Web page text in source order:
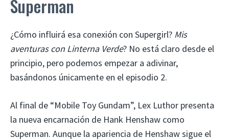
Superman
¿Cómo influirá esa conexión con Supergirl? Mis
aventuras con Linterna Verde? No está claro desde el
principio, pero podemos empezar a adivinar,
basándonos únicamente en el episodio 2.
Al final de “Mobile Toy Gundam”, Lex Luthor presenta
la nueva encarnación de Hank Henshaw como
Superman. Aunque la apariencia de Henshaw sigue el